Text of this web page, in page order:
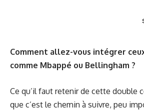
Comment allez-vous intégrer
comme Mbappé ou Bellingham ?
Ce qu’il faut retenir de cette double
que c’est le chemin à suivre, peu